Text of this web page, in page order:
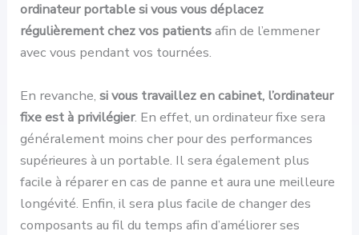
ordinateur portable si vous vous déplacez
régulièrement chez vos patientsafin de l’emmener
avec vous pendant vos tournées.
En revanche,si vous travaillez en cabinet, l’ordinateur
fixe est à privilégier. En effet, un ordinateur fixe sera
généralement moins cher pour des performances
supérieures à un portable. Il sera également plus
facile à réparer en cas de panne et aura une meilleure
longévité. Enfin, il sera plus facile de changer des
composants au fil du temps afin d’améliorer ses